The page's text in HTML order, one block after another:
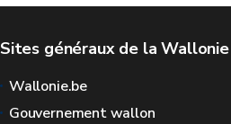
Sites généraux de la Wallonie
Wallonie.be
Gouvernement wallon